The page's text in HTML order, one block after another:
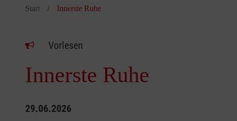
Start Innerste Ruhe
Vorlesen
Innerste Ruhe
29.06.2026